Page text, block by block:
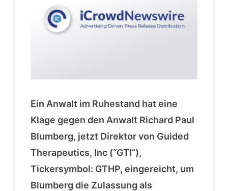
Ein Anwalt im Ruhestand hat eine
Klage gegen den Anwalt Richard Paul
Blumberg, jetzt Direktor von Guided
Therapeutics, Inc (“GTI”),
Tickersymbol: GTHP, eingereicht, um
Blumberg die Zulassung als